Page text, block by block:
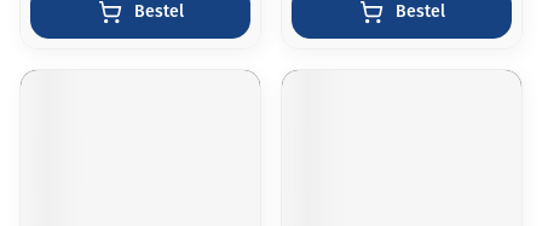
Bestel Bestel